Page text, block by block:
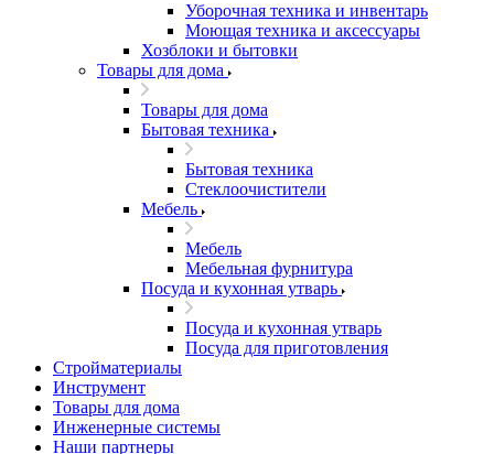
Уборочная техника и инвентарь
Моющая техника и аксессуары
Хозблоки и бытовки
Товары для дома
Товары для дома
Бытовая техника
Бытовая техника
Стеклоочистители
Мебель
Мебель
Мебельная фурнитура
Посуда и кухонная утварь
Посуда и кухонная утварь
Посуда для приготовления
Стройматериалы
Инструмент
Товары для дома
Инженерные системы
Наши партнеры